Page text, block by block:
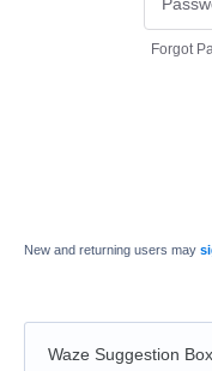
Forgot
New and returning users may
Waze Suggestion Box